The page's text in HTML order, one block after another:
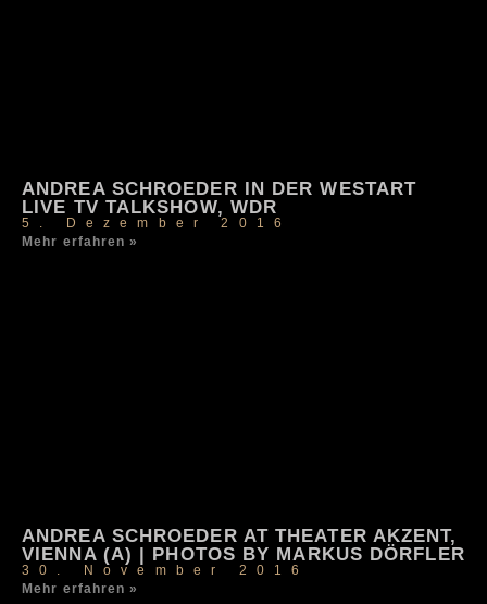
ANDREA SCHROEDER IN DER WESTART
LIVE TV TALKSHOW, WDR
5. Dezember 2016
Mehr erfahren »
ANDREA SCHROEDER AT THEATER AKZENT,
VIENNA (A) | PHOTOS BY MARKUS DÖRFLER
30. November 2016
Mehr erfahren »